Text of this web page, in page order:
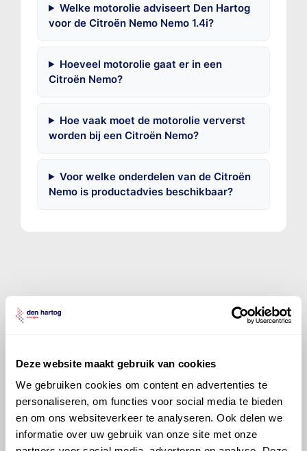
Deze website maakt gebruik van cookies
We gebruiken cookies om content en advertenties te
personaliseren, om functies voor social media te bieden
en om ons websiteverkeer te analyseren. Ook delen we
informatie over uw gebruik van onze site met onze
Welke motorolie adviseert Den Hartog
voor de Citroën Nemo Nemo 1.4i?
Hoeveel motorolie gaat er in een
Citroën Nemo?
Hoe vaak moet de motorolie ververst
worden bij een Citroën Nemo?
Voor welke onderdelen van de Citroën
Nemo is productadvies beschikbaar?
Alle rechten voorbehouden. Deze
informatie mag noch geheel noch gedeeltelijk worden
voorafgaande schriftelijke toestemming van Olyslager
Organisation B.V. Hoewel alles in het werk is gesteld
om ervoor te zorgen dat deze gegevens zo accuraat
en compleet mogelijk zijn, wordt geen
aansprakelijkheid aanvaard, anders dan waartoe een
wettelijke verplichting bestaat, voor schade of verlies